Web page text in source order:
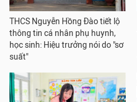
THCS Nguyễn Hồng Đào tiết lộ
thông tin cá nhân phụ huynh,
học sinh: Hiệu trưởng nói do "sơ
suất"